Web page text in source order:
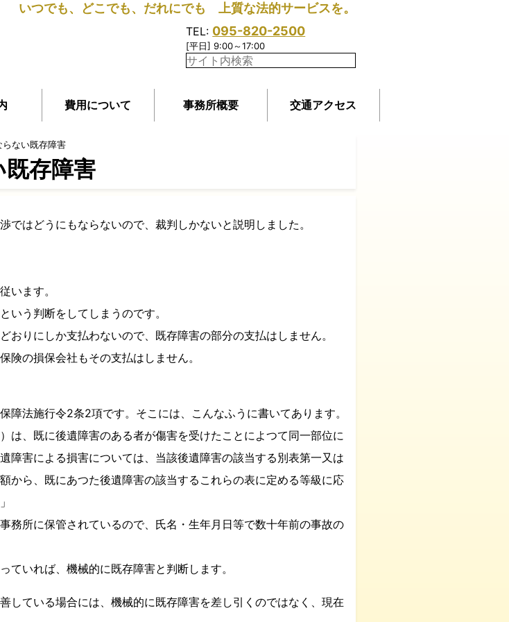
いつでも、どこでも、だれにでも 上質な法的サービスを。
TEL: 095-820-2500
[平日] 9:00～17:00
費用について 事務所概要 交通アクセス
らない既存障害
存障害
はどうにもならないので、裁判しかないと説明しました。
います。
いう判断をしてしまうのです。
りにしか支払わないので、既存障害の部分の支払はしません。
険の損保会社もその支払はしません。
障法施行令2条2項です。そこには、こんなふうに書いてあります。
は、既に後遺障害のある者が傷害を受けたことによつて同一部位に
障害による損害については、当該後遺障害の該当する別表第一又は
から、既にあつた後遺障害の該当するこれらの表に定める等級に応
務所に保管されているので、氏名・生年月日等で数十年前の事故の
いれば、機械的に既存障害と判断します。
している場合には、機械的に既存障害を差し引くのではなく、現在